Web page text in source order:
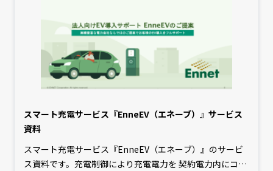
スマート充電サービス『EnneEV（エネーブ）』サービス
資料
スマート充電サービス『EnneEV（エネーブ）』のサービ
ス資料です。充電制御により充電電力を 契約電力内にコン